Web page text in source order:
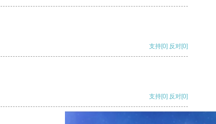
支持[0] 反对[0]
支持[0] 反对[0]